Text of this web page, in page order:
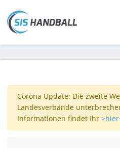
Corona Update: Die zweite
Landesverbände
Informationen findet Ihr